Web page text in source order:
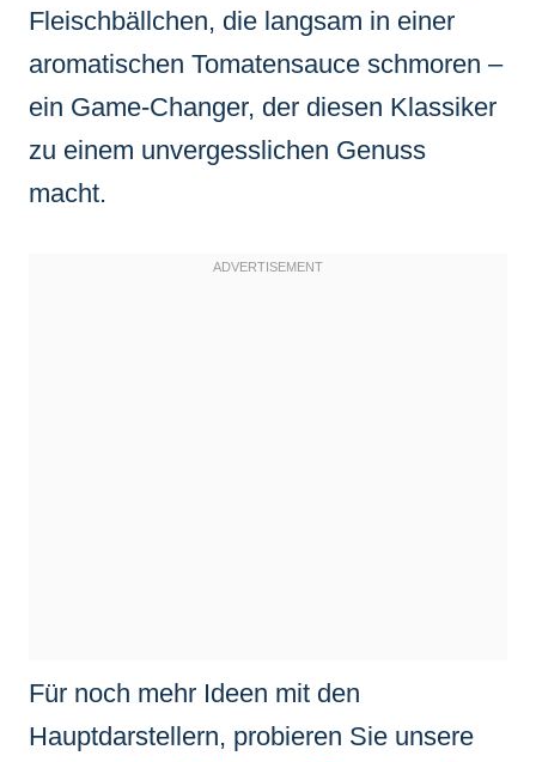
Fleischbällchen, die langsam in einer
aromatischen Tomatensauce schmoren –
ein Game-Changer, der diesen Klassiker
zu einem unvergesslichen Genuss
macht.
Für noch mehr Ideen mit den
Hauptdarstellern, probieren Sie unsere